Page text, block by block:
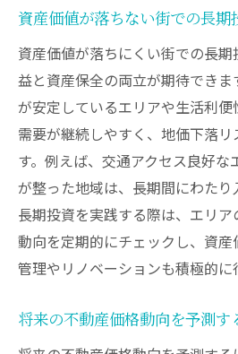
資産価値が落ちない街での長期
資産価値が落ちにくい街での長
益と資産保全の両立が期待できま
が安定しているエリアや生活利
需要が継続しやすく、地価下落
す。例えば、交通アクセス良好な
が整った地域は、長期間にわたり
長期投資を実践する際は、エリ
動向を定期的にチェックし、資
管理やリノベーションも積極的に
将来の不動産価格動向を予測す